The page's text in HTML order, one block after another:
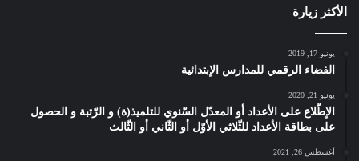
الأكثر زيارة
يونيو 17, 2019
الفضاء الرقمي للمدارس الإبتدائية
يونيو 21, 2020
الإطّلاع على الأعداد أو المعدّل السّنوي للتلميذ(ة) و الرّتبة و الحصول
على بطاقة الأعداد للثّلاثي الأوّل أو الثّاني أو الثّالث
أغسطس 26, 2021